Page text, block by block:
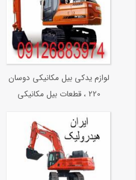
لوازم یدکی بیل مکانیکی دوسان
220 ، قطعات بیل مکانیکی